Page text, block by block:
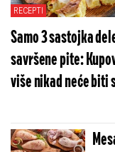
RECEPTI
Samo 3 sastojka
savršene pite:
više nikad neće biti